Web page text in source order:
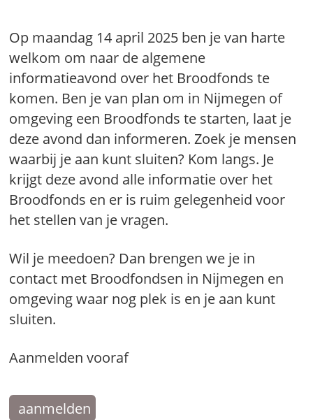
Op maandag 14 april 2025 ben je van harte
welkom om naar de algemene
informatieavond over het Broodfonds te
komen. Ben je van plan om in Nijmegen of
omgeving een Broodfonds te starten, laat je
deze avond dan informeren. Zoek je mensen
waarbij je aan kunt sluiten? Kom langs. Je
krijgt deze avond alle informatie over het
Broodfonds en er is ruim gelegenheid voor
het stellen van je vragen.
Wil je meedoen? Dan brengen we je in
contact met Broodfondsen in Nijmegen en
omgeving waar nog plek is en je aan kunt
sluiten.
Aanmelden vooraf
aanmelden